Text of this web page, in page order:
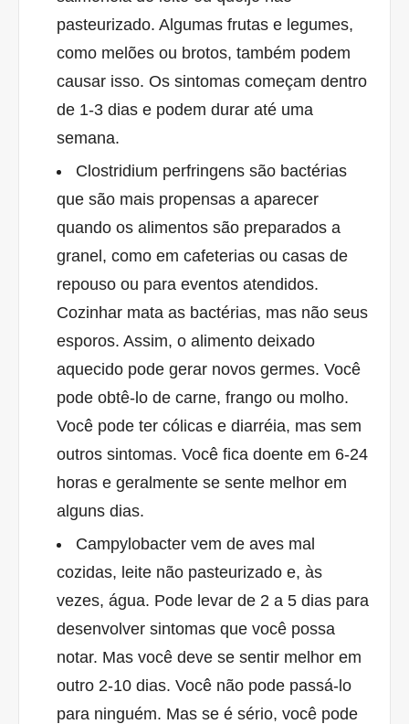
pasteurizado. Algumas frutas e legumes,
como melões ou brotos, também podem
causar isso. Os sintomas começam dentro
de 1-3 dias e podem durar até uma
semana.
Clostridium perfringens são bactérias
que são mais propensas a aparecer
quando os alimentos são preparados a
granel, como em cafeterias ou casas de
repouso ou para eventos atendidos.
Cozinhar mata as bactérias, mas não seus
esporos. Assim, o alimento deixado
aquecido pode gerar novos germes. Você
pode obtê-lo de carne, frango ou molho.
Você pode ter cólicas e diarréia, mas sem
outros sintomas. Você fica doente em 6-24
horas e geralmente se sente melhor em
alguns dias.
Campylobacter vem de aves mal
cozidas, leite não pasteurizado e, às
vezes, água. Pode levar de 2 a 5 dias para
desenvolver sintomas que você possa
notar. Mas você deve se sentir melhor em
outro 2-10 dias. Você não pode passá-lo
para ninguém. Mas se é sério, você pode